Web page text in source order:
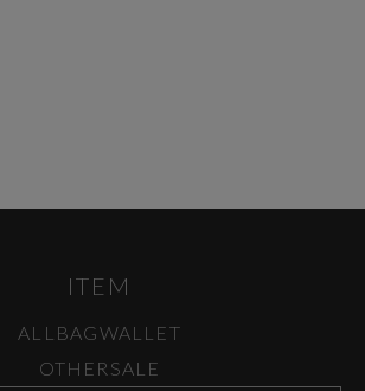
ITEM
ALL BAGWALLET
OTHER SALE